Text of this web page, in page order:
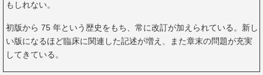
もしれない。
初版から 75 年という歴史をもち、常に改訂が加えられている。新し
い版になるほど臨床に関連した記述が増え、また章末の問題が充実
してきている。